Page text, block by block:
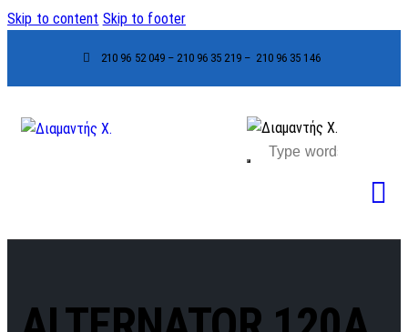
Skip to content Skip to footer
210 96 52 049 – 210 96 35 219 – 210 96 35 146